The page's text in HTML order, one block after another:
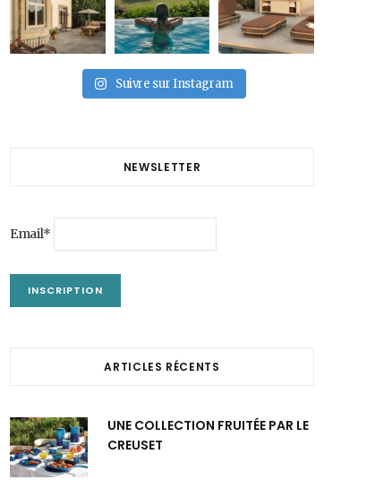
Suivre sur Instagram
NEWSLETTER
Email*
ARTICLES RÉCENTS
UNE COLLECTION FRUITÉE PAR LE
CREUSET